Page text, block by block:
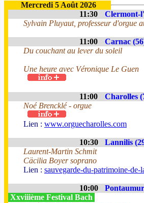
Mercredi 5 Août 2026
11:30
Clermont-
Sylvain Pluyaut, professeur d'orgue
11:00
Carnac
Du couchant au lever du soleil
Une heure avec Véronique Le Guen
11:00
Charolles
Noé Brencklé - orgue
Lien : www.orguecharolles.com
10:30
Lannilis
Laurent-Martin Schmit
Cäcilia Boyer soprano
Lien : sauvegarde-du-patrimoine-
10:00
Xxviiième Festival Bach